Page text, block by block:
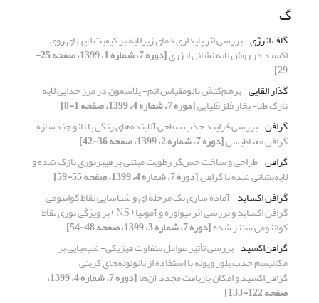
گ
گاف انرژی بررسی اثر پایداری دمای زیرلایه بر کیفیت لایههای روی
اکسید در روش لایه نشانی لیزری [دوره 7، شماره 1، 1399، صفحه 25-
29]
گذار القایی برهم‌کنش نانومقیاس اتم- پلاسمون در مرز جدایی لایه
نازک طلا- بخار فلز قلیایی[دوره 7، شماره 4، 1399، صفحه 1-8]
گرافن بررسی فرایند جذب سطحی آلاینده‌های رنگی با نانو چندسازه
گرافن مغناطیسی[دوره 7، شماره 2، 1399، صفحه 36-42]
گرافن طراحی و ساخت حس‌گر رطوبت مبتنی بر فیبرنوری نازک شده و
لایه‌نشانی شده با گرافن[دوره 7، شماره 4، 1399، صفحه 55-59]
گرافن اکساید آماده سازی تک مرحله ای و شناسایی نقاط کوانتومی
گرافن اکساید و بررسی اثر تیواوره و آمونیا ( N,S ) بر ویژگی نوری نقاط
کوانتومی سنتز شده[دوره 7، شماره 3، 1399، صفحه 48-54]
گرافن‌اکسید بررسی تأثیر عوامل متفاوت فیزیکی- شیمیایی بر
مکانیسم جذب بلور ویوله با استفاده از نانولوله‌های کربنی
گرافن‌اکسید و امکان بازیافت مجدد آن‌ها [دوره 7، شماره 4، 1399،
صفحه 122-133]